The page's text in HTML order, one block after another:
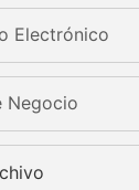
Electrónico
Negocio